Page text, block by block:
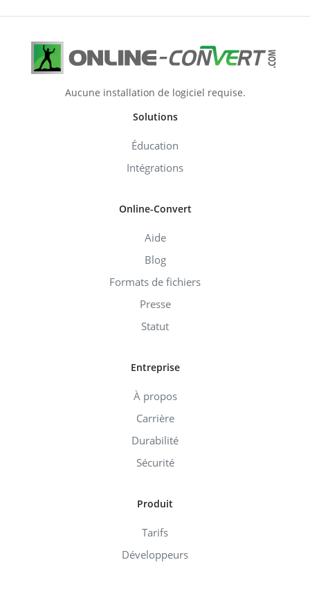
Aucune installation de logiciel requise.
Solutions
Éducation
Intégrations
Online-Convert
Aide
Blog
Formats de fichiers
Presse
Statut
Entreprise
À propos
Carrière
Durabilité
Sécurité
Produit
Tarifs
Développeurs